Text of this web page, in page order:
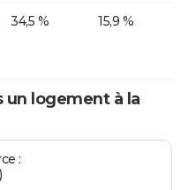
34,5 % 15,9 %
un logement à la
: